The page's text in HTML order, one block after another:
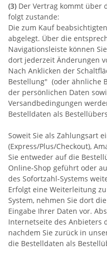
(3) Der Vertrag kommt über
folgt zustande:
Die zum Kauf
abgelegt. Über die
Navigationsleiste können
dort jederzeit Änderungen
Nach Anklicken der
Bestellung" (oder ähnliche
der persönlichen Daten
Versandbedingungen
Bestelldaten als
Soweit Sie als Zahlungsart
(Express/Plus/Checkout),
Sie entweder auf die
Online-Shop geführt oder
des Sofortzahl-Systems
Erfolgt eine Weiterleitung
System, nehmen Sie dort
Eingabe Ihrer Daten vor.
Internetseite des Anbieters
nachdem Sie zurück in
die Bestelldaten als